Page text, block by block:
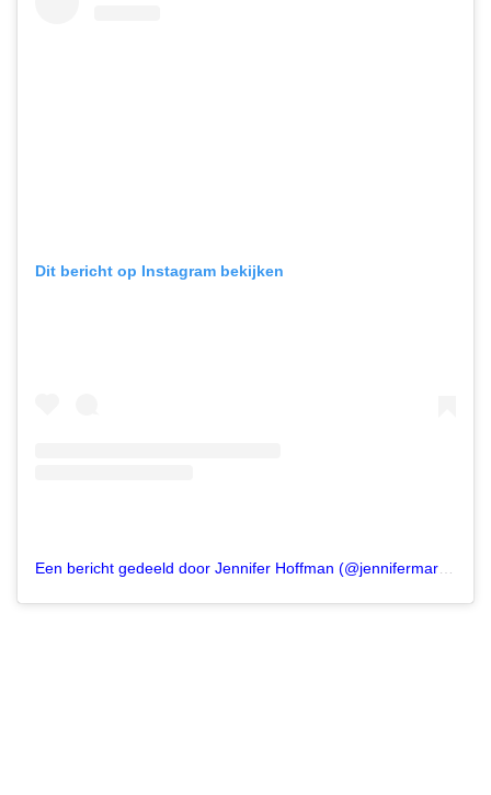
Dit bericht op Instagram bekijken